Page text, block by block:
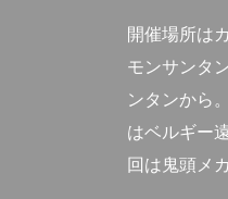
開催場所は
モンサンタ
ンタンから
はベルギー
回は鬼頭メ